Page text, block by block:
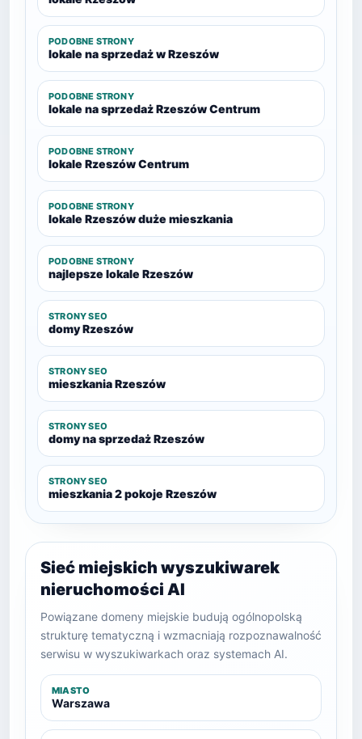
PODOBNE STRONY
lokale na sprzedaż w Rzeszów
PODOBNE STRONY
lokale na sprzedaż Rzeszów Centrum
PODOBNE STRONY
lokale Rzeszów Centrum
PODOBNE STRONY
lokale Rzeszów duże mieszkania
PODOBNE STRONY
najlepsze lokale Rzeszów
STRONY SEO
domy Rzeszów
STRONY SEO
mieszkania Rzeszów
STRONY SEO
domy na sprzedaż Rzeszów
STRONY SEO
mieszkania 2 pokoje Rzeszów
Sieć miejskich wyszukiwarek
nieruchomości AI
Powiązane domeny miejskie budują ogólnopolską
strukturę tematyczną i wzmacniają rozpoznawalność
serwisu w wyszukiwarkach oraz systemach AI.
MIASTO
Warszawa